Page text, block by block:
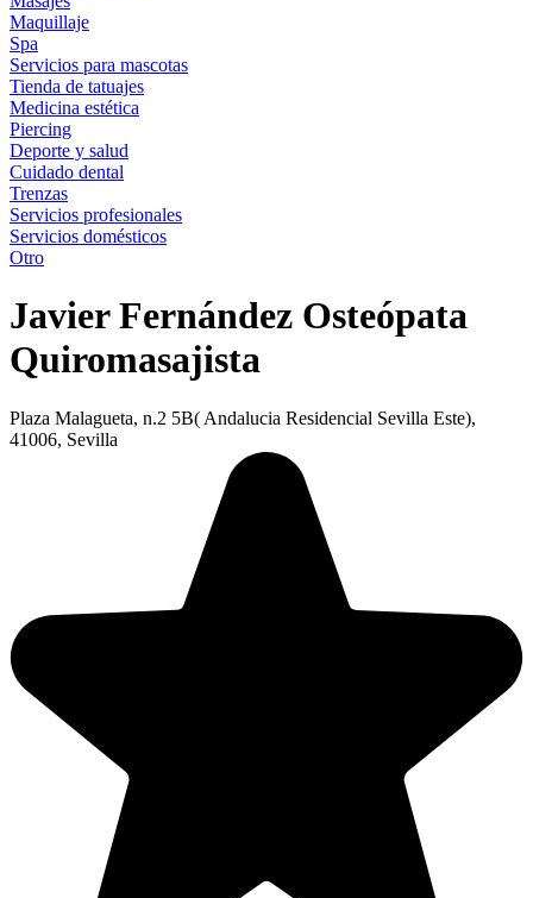
Maquillaje
Spa
Servicios para mascotas
Tienda de tatuajes
Medicina estética
Piercing
Deporte y salud
Cuidado dental
Trenzas
Servicios profesionales
Servicios domésticos
Otro
Javier Fernández Osteópata
Quiromasajista
Plaza Malagueta, n.2 5B( Andalucia Residencial Sevilla Este),
41006, Sevilla